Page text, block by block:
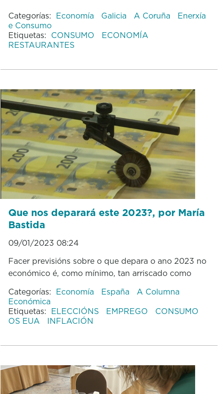
Categorías: Economía Galicia A Coruña
Enerxía
e Consumo
Etiquetas: CONSUMO
ECONOMÍA
RESTAURANTES
Que nos deparará este 2023?, por María
Bastida
09/01/2023 08:24
Facer previsións sobre o que depara o ano 2023 no
económico é, como mínimo, tan arriscado como
Categorías: Economía España
A Columna
Económica
Etiquetas: ELECCIÓNS EMPREGO
CONSUMO
OS EUA
INFLACIÓN